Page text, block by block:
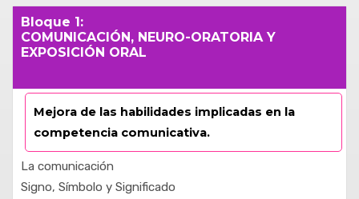
Bloque 1:
COMUNICACIÓN, NEURO-ORATORIA Y
EXPOSICIÓN ORAL
Mejora de las habilidades implicadas en la
competencia comunicativa.
La comunicación
Signo, Símbolo y Significado